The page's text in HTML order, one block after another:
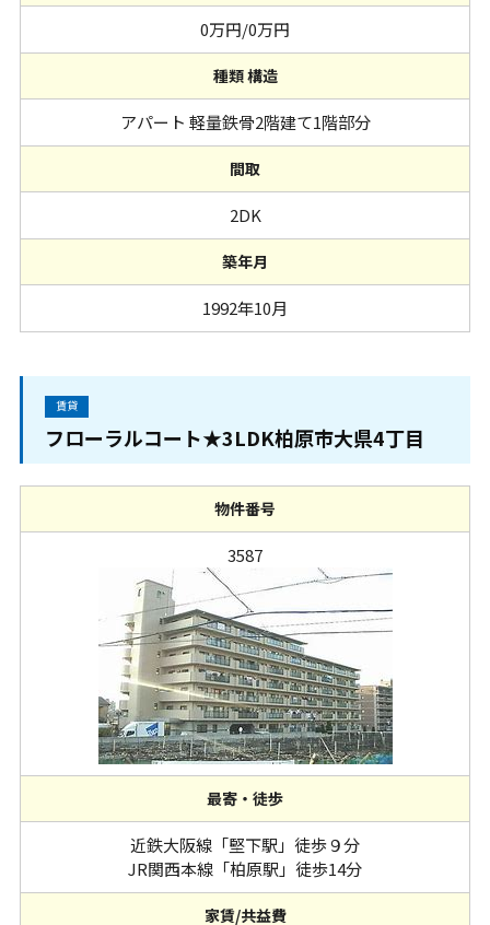
0万円/0万円
種類 構造
アパート 軽量鉄骨2階建て1階部分
間取
2DK
築年月
1992年10月
賃貸
フローラルコート★3LDK柏原市大県4丁目
物件番号
3587
最寄・徒歩
近鉄大阪線「堅下駅」徒歩９分
JR関西本線「柏原駅」徒歩14分
家賃/共益費